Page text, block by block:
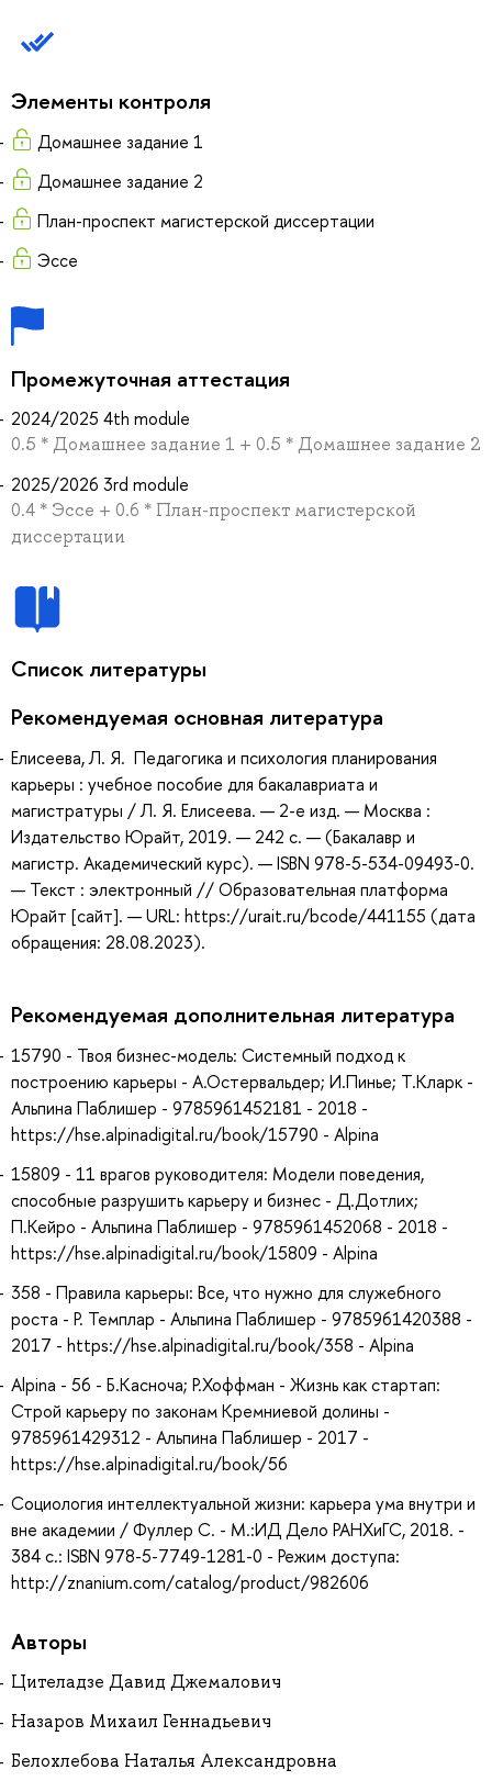
Элементы контроля
Домашнее задание 1
Домашнее задание 2
План-проспект магистерской диссертации
Эссе
Промежуточная аттестация
2024/2025 4th module
0.5 * Домашнее задание 1 + 0.5 * Домашнее задание 2
2025/2026 3rd module
0.4 * Эссе + 0.6 * План-проспект магистерской
диссертации
Список литературы
Рекомендуемая основная литература
Елисеева, Л. Я. Педагогика и психология планирования
карьеры : учебное пособие для бакалавриата и
магистратуры / Л. Я. Елисеева. — 2-е изд. — Москва :
Издательство Юрайт, 2019. — 242 с. — (Бакалавр и
магистр. Академический курс). — ISBN 978-5-534-09493-0.
— Текст : электронный // Образовательная платформа
Юрайт [сайт]. — URL: https://urait.ru/bcode/441155 (дата
обращения: 28.08.2023).
Рекомендуемая дополнительная литература
15790 - Твоя бизнес-модель: Системный подход к
построению карьеры - А.Остервальдер; И.Пинье; Т.Кларк -
Альпина Паблишер - 9785961452181 - 2018 -
https://hse.alpinadigital.ru/book/15790 - Alpina
15809 - 11 врагов руководителя: Модели поведения,
способные разрушить карьеру и бизнес - Д.Дотлих;
П.Кейро - Альпина Паблишер - 9785961452068 - 2018 -
https://hse.alpinadigital.ru/book/15809 - Alpina
358 - Правила карьеры: Все, что нужно для служебного
роста - Р. Темплар - Альпина Паблишер - 9785961420388 -
2017 - https://hse.alpinadigital.ru/book/358 - Alpina
Alpina - 56 - Б.Касноча; Р.Хоффман - Жизнь как стартап:
Строй карьеру по законам Кремниевой долины -
9785961429312 - Альпина Паблишер - 2017 -
https://hse.alpinadigital.ru/book/56
Социология интеллектуальной жизни: карьера ума внутри и
вне академии / Фуллер С. - М.:ИД Дело РАНХиГС, 2018. -
384 с.: ISBN 978-5-7749-1281-0 - Режим доступа:
http://znanium.com/catalog/product/982606
Авторы
Цителадзе Давид Джемалович
Назаров Михаил Геннадьевич
Белохлебова Наталья Александровна